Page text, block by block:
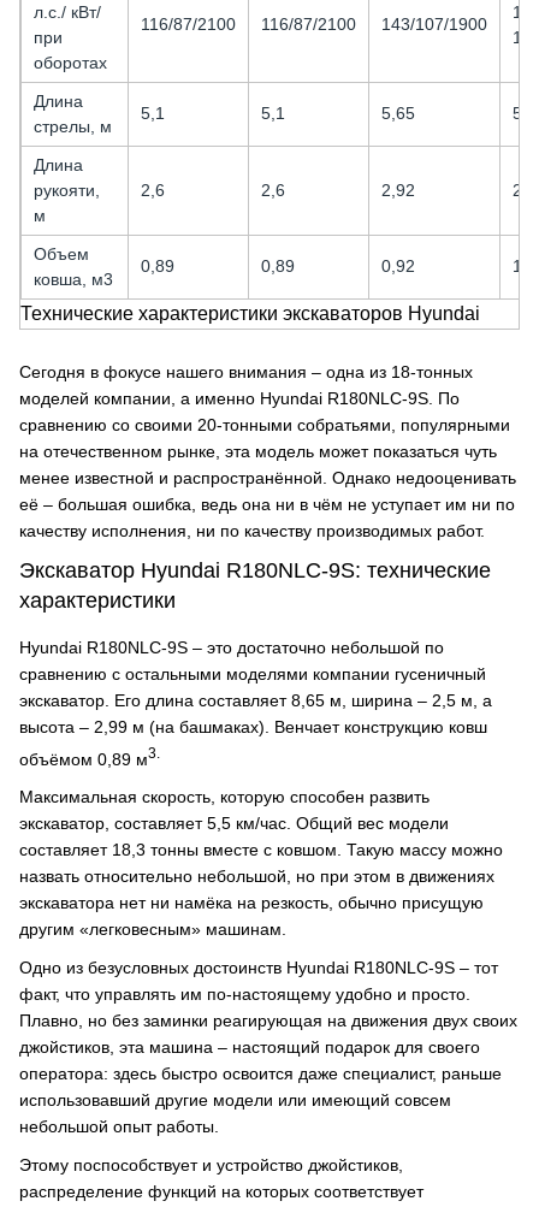
л.с./ кВт/
при
оборотах
116/87/2100 116/87/2100 143/107/1900
Длина
стрелы, м
5,1 5,1 5,65
Длина
рукояти,
м
2,6 2,6 2,92
Объем
ковша, м3
0,89 0,89 0,92 1,1
Технические характеристики экскаваторов Hyundai
Сегодня в фокусе нашего внимания – одна из 18-тонных
моделей компании, а именно Hyundai R180NLC-9S. По
сравнению со своими 20-тонными собратьями, популярными
на отечественном рынке, эта модель может показаться чуть
менее известной и распространённой. Однако недооценивать
её – большая ошибка, ведь она ни в чём не уступает им ни по
качеству исполнения, ни по качеству производимых работ.
Экскаватор Hyundai R180NLC-9S: технические
характеристики
Hyundai R180NLC-9S – это достаточно небольшой по
сравнению с остальными моделями компании гусеничный
экскаватор. Его длина составляет 8,65 м, ширина – 2,5 м, а
высота – 2,99 м (на башмаках). Венчает конструкцию ковш
объёмом 0,89 м3.
Максимальная скорость, которую способен развить
экскаватор, составляет 5,5 км/час. Общий вес модели
составляет 18,3 тонны вместе с ковшом. Такую массу можно
назвать относительно небольшой, но при этом в движениях
экскаватора нет ни намёка на резкость, обычно присущую
другим «легковесным» машинам.
Одно из безусловных достоинств Hyundai R180NLC-9S – тот
факт, что управлять им по-настоящему удобно и просто.
Плавно, но без заминки реагирующая на движения двух своих
джойстиков, эта машина – настоящий подарок для своего
оператора: здесь быстро освоится даже специалист, раньше
использовавший другие модели или имеющий совсем
небольшой опыт работы.
Этому поспособствует и устройство джойстиков,
распределение функций на которых соответствует